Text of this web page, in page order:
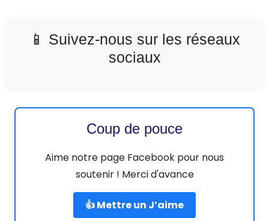
📱 Suivez-nous sur les réseaux
sociaux
Coup de pouce
Aime notre page Facebook pour nous
soutenir ! Merci d'avance
👍 Mettre un J’aime